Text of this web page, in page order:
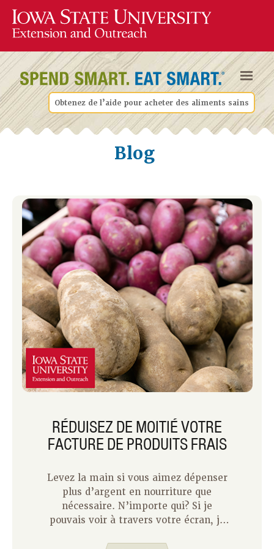
Obtenez de l’aide pour acheter des aliments sains
Blog
RÉDUISEZ DE MOITIÉ VOTRE
FACTURE DE PRODUITS FRAIS
Levez la main si vous aimez dépenser
plus d’argent en nourriture que
nécessaire. N’importe qui? Si je
pouvais voir à travers votre écran, je